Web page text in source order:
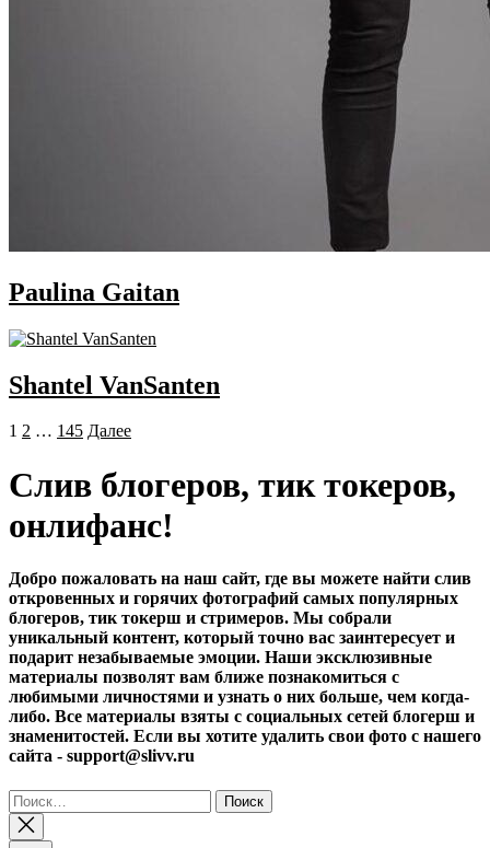
Paulina Gaitan
Shantel VanSanten
Пагинация
1 2 … 145 Далее
Слив блогеров, тик токеров,
онлифанс!
Добро пожаловать на наш сайт, где вы можете найти слив
откровенных и горячих фотографий самых популярных
блогеров, тик токерш и стримеров. Мы собрали
уникальный контент, который точно вас заинтересует и
подарит незабываемые эмоции. Наши эксклюзивные
материалы позволят вам ближе познакомиться с
любимыми личностями и узнать о них больше, чем когда-
либо. Все материалы взяты с социальных сетей блогерш и
знаменитостей. Если вы хотите удалить свои фото с нашего
сайта - support@slivv.ru
Найти: